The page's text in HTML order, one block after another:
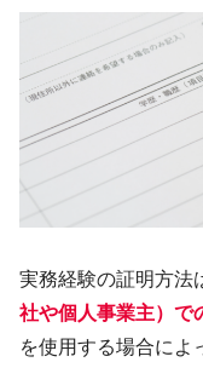
実務経験の証明方法
社や個人事業主）で
を使用する場合によ